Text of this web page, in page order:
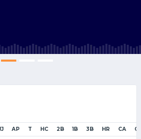
AP T HC 2B 1B 3B HR CA